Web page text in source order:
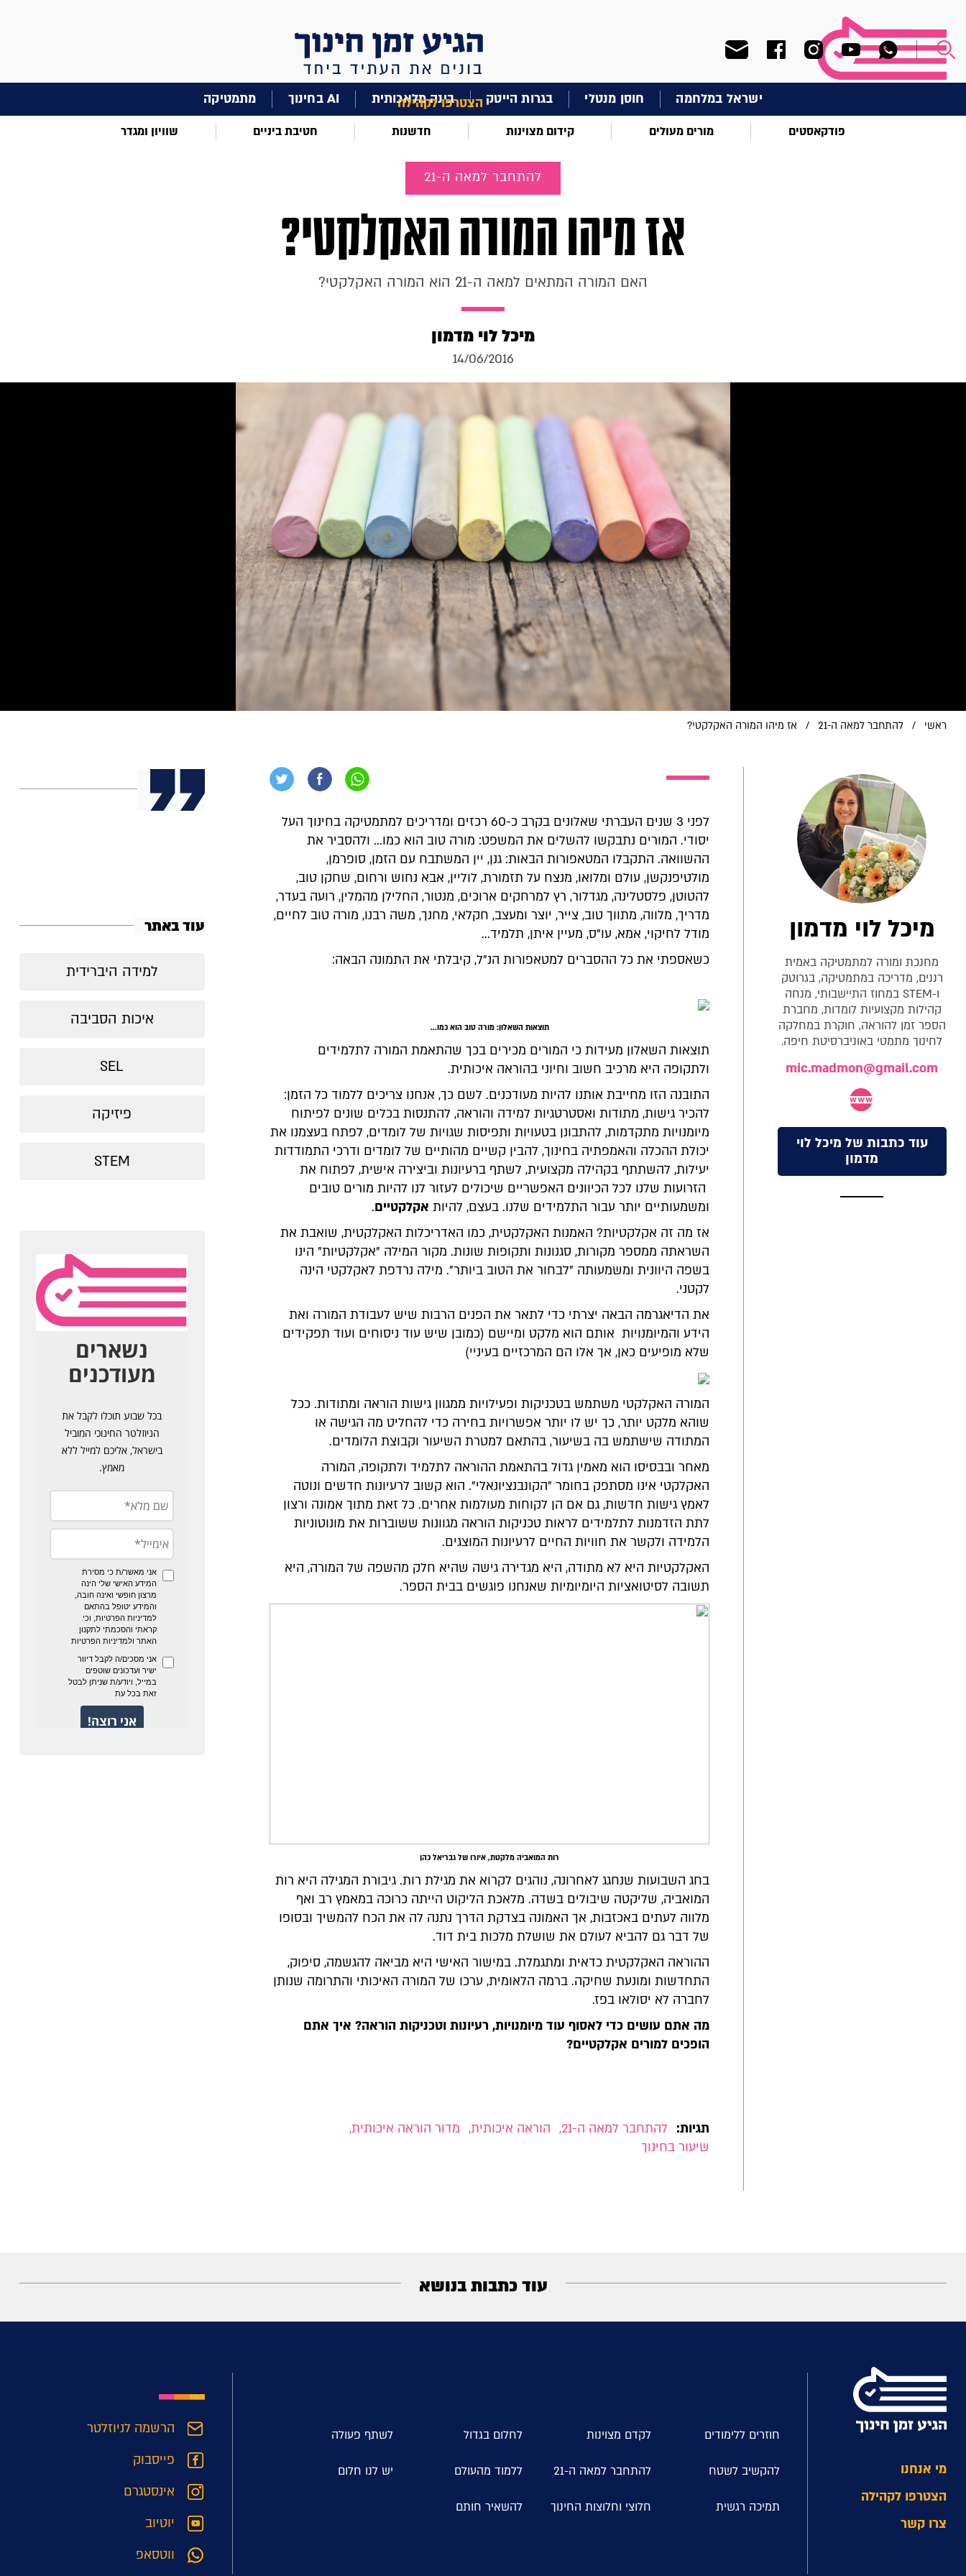
הצטרפו לקהילה ישראל במלחמה חוסן מנטלי בגרות הייטק בינה מלאכותית AI בחינוך מתמטיקה
פודקאסטים מורים מעולים קידום מצוינות חדשנות חטיבת ביניים שוויון ומגדר
להתחבר למאה ה-21
אז מיהו המורה האקלקטי?
האם המורה המתאים למאה ה-21 הוא המורה האקלקטי?
מיכל לוי מדמון
14/06/2016
ראשי / להתחבר למאה ה-21 / אז מיהו המורה האקלקטי?
לפני 3 שנים העברתי שאלונים בקרב כ-60 רכזים ומדריכים למתמטיקה בחינוך העל
יסודי. המורים נתבקשו להשלים את המשפט: מורה טוב הוא כמו... ולהסביר את
ההשוואה. התקבלו המטאפורות הבאות: גנן, יין המשתבח עם הזמן, סופרמן,
מולטיפנקשן, עולם ומלואו, מנצח על תזמורת, לוליין, אבא נחוש ורחום, שחקן טוב,
להטוטן, פלסטלינה, מגדלור, רץ למרחקים ארוכים, מנטור, החלילן מהמלין, רועה בעדר,
מדריך, מלווה, מתווך טוב, צייר, יוצר ומעצב, חקלאי, מחנך, משה רבנו, מורה טוב לחיים,
מודל לחיקוי, אמא, עו"ס, מעיין איתן, תלמיד...
כשאספתי את כל ההסברים למטאפורות הנ"ל, קיבלתי את התמונה הבאה:
תוצאות השאלון:מורה טוב הוא כמו...
תוצאות השאלון מעידות כי המורים מכירים בכך שהתאמת המורה לתלמידים
ולתקופה היא מרכיב חשוב וחיוני בהוראה איכותית.
התובנה הזו מחייבת אותנו להיות מעודכנים. לשם כך, אנחנו צריכים ללמוד כל הזמן:
להכיר גישות, מתודות ואסטרטגיות למידה והוראה, להתנסות בכלים שונים לפיתוח
מיומנויות מתקדמות, להתבונן בטעויות ותפיסות שגויות של לומדים, לפתח בעצמנו את
יכולת ההכלה והאמפתיה בחינוך, להבין קשיים מהותיים של לומדים ודרכי התמודדות
יעילות, להשתתף בקהילה מקצועית, לשתף ברעיונות וביצירה אישית, לפתוח את
הזרועות שלנו לכל הכיוונים האפשריים שיכולים לעזור לנו להיות מורים טובים
ומשמעותיים יותר עבור התלמידים שלנו. בעצם, להיות אקלקטיים.
אז מה זה אקלקטיות? האמנות האקלקטית, כמו האדריכלות האקלקטית, שואבת את
השראתה ממספר מקורות, סגנונות ותקופות שונות. מקור המילה "אקלקטיות" הינו
בשפה היוונית ומשמעותה "לבחור את הטוב ביותר". מילה נרדפת לאקלקטי הינה
לקטני.
את הדיאגרמה הבאה יצרתי כדי לתאר את הפנים הרבות שיש לעבודת המורה ואת
הידע והמיומנויות אותם הוא מלקט ומיישם (כמובן שיש עוד ניסוחים ועוד תפקידים
שלא מופיעים כאן, אך אלו הם המרכזיים בעיניי)
המורה האקלקטי משתמש בטכניקות ופעילויות ממגוון גישות הוראה ומתודות. ככל
שוהא מלקט יותר, כך יש לו יותר אפשרויות בחירה כדי להחליט מה הגישה או
המתודה שישתמש בה בשיעור, בהתאם למטרת השיעור וקבוצת הלומדים.
מאחר ובבסיסו הוא מאמין גדול בהתאמת ההוראה לתלמיד ולתקופה, המורה
האקלקטי אינו מסתפק בחומר "הקונבנציונאלי". הוא קשוב לרעיונות חדשים ונוטה
לאמץ גישות חדשות, גם אם הן לקוחות מעולמות אחרים. כל זאת מתוך אמונה ורצון
לתת הזדמנות לתלמידים לראות טכניקות הוראה מגוונות ששוברות את מונוטוניות
הלמידה ולקשר את חוויות החיים לרעיונות המוצגים.
האקלקטיות היא לא מתודה, היא מגדירה גישה שהיא חלק מהשפה של המורה, היא
תשובה לסיטואציות היומיומיות שאנחנו פוגשים בבית הספר.
רות המואביה מלקטת, איורו של גבריאל כהן
בחג השבועות שנחגג לאחרונה, נוהגים לקרוא את מגילת רות. גיבורת המגילה היא רות
המואביה, שליקטה שיבולים בשדה. מלאכת הליקוט הייתה כרוכה במאמץ רב ואף
מלווה לעתים באכזבות, אך האמונה בצדקת הדרך נתנה לה את הכח להמשיך ובסופו
של דבר גם להביא לעולם את שושלת מלכות בית דוד.
ההוראה האקלקטית כדאית ומתגמלת. במישור האישי היא מביאה להגשמה, סיפוק,
התחדשות ומונעת שחיקה. ברמה הלאומית, ערכו של המורה האיכותי והתרומה שנותן
לחברה לא יסולאו בפז.
מה אתם עושים כדי לאסוף עוד מיומנויות, רעיונות וטכניקות הוראה? איך אתם
הופכים למורים אקלקטיים?
תגיות: להתחבר למאה ה-21 , הוראה איכותית, מדור הוראה איכותית,
שיעור בחינוך
מיכל לוי מדמון
מחנכת ומורה למתמטיקה באמית
רננים, מדריכה במתמטיקה, בגרוטק
ו-STEM במחוז התיישבותי, מנחה
קהילות מקצועיות לומדות, מחברת
הספר זמן להוראה, חוקרת במחלקה
לחינוך מתמטי באוניברסיטת חיפה.
mic.madmon@gmail.com
עוד כתבות של מיכל לוי
מדמון
עוד באתר
למידה היברידית
איכות הסביבה
SEL
פיזיקה
STEM
עוד כתבות בנושא
מי אנחנו
הצטרפו לקהילה
צרו קשר
חוזרים ללימודים לקדם מצוינות לחלום בגדול לשתף פעולה
להקשיב לשטח להתחבר למאה ה-21 ללמוד מהעולם יש לנו חלום
תמיכה רגשית חלוצי וחלוצות החינוך להשאיר חותם
הרשמה לניוזלטר
פייסבוק
אינסטגרם
יוטיוב
ווטסאפ